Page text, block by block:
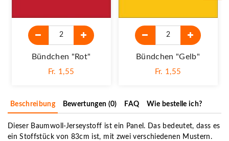
Bündchen "rot"
Fr. 1,55
Bündchen "gelb"
Fr. 1,55
Beschreibung Bewertungen (0) FAQ Wie bestelle ich?
Dieser Baumwoll-Jerseystoff ist ein Panel. Das bedeutet, dass es
ein Stoffstück von 83cm ist, mit zwei verschiedenen Mustern.